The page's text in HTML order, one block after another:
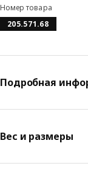
Номер товара
205.571.68
Подробная
Вес и размеры